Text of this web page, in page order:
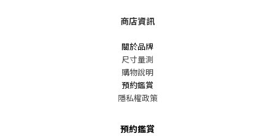
商店資訊
關於品牌
尺寸量測
購物說明
預約鑑賞
隱私權政策
預約鑑賞